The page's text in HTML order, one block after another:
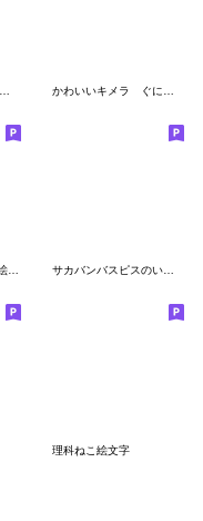
"なぞのねこいきもの"絵文字 サカバンバスピスのいる生活 絵文字
理科ねこ絵文字